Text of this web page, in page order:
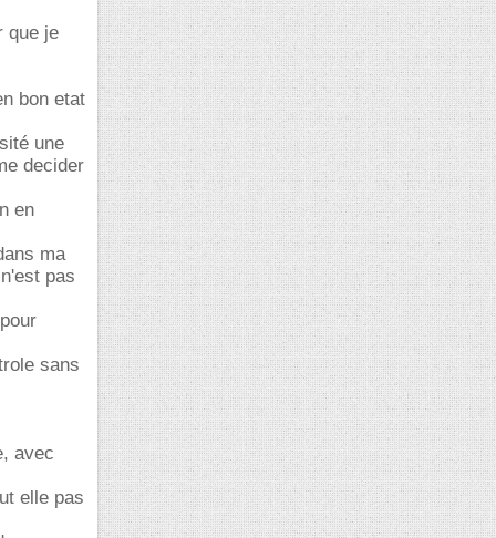
que je
bon etat
une
decider
en
ma
pas
sans
avec
elle pas